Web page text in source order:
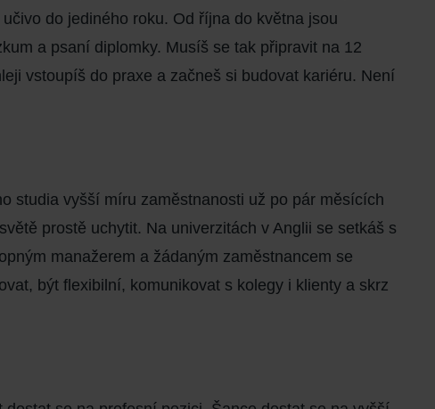
do jediného roku. Od října do května jsou
a psaní diplomky. Musíš se tak připravit na 12
vstoupíš do praxe a začneš si budovat kariéru. Není
studia vyšší míru zaměstnanosti už po pár měsících
prostě uchytit. Na univerzitách v Anglii se setkáš s
manažerem a žádaným zaměstnancem se
být flexibilní, komunikovat s kolegy i klienty a skrz